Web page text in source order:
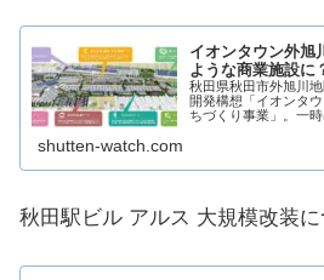
イオンタウン外旭
ような商業施設に
秋田県秋田市外旭川
開発構想「イオンタ
ちづくり事業」。一
新計画案について、
shutten-watch.com
秋田駅ビル アルス 大規模改装に